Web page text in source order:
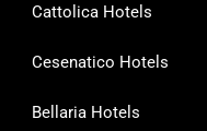
Cattolica Hotels
Cesenatico Hotels
Bellaria Hotels